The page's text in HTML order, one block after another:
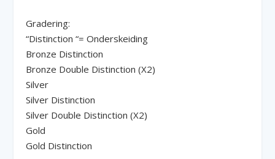
Gradering:
“Distinction “= Onderskeiding
Bronze Distinction
Bronze Double Distinction (X2)
Silver
Silver Distinction
Silver Double Distinction (X2)
Gold
Gold Distinction